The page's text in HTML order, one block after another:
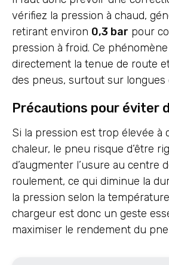
vérifiez la pression à chaud,
retirant environ 0,3 bar pour
pression à froid. Ce
directement la tenue de route
des pneus, surtout sur longues
Précautions pour éviter
Si la pression est trop élevée à
chaleur, le pneu risque d’être
d’augmenter l’usure au centre
roulement, ce qui diminue la
la pression selon la
chargeur est donc un geste
maximiser le rendement du